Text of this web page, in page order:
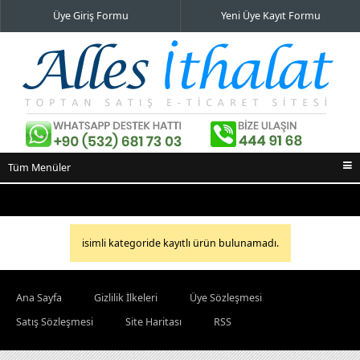
Üye Giriş Formu Yeni Üye Kayıt Formu
Tüm Menüler
İndirimli Ürünler
Yeni Eklenenler
İletişim Bilgileri
Alışveriş Sepeti
isimli kategoride kayıtlı ürün bulunamadı.
Ana Sayfa Gizlilik İlkeleri
Üye Sözleşmesi
Satış Sözleşmesi
Site Haritası RSS